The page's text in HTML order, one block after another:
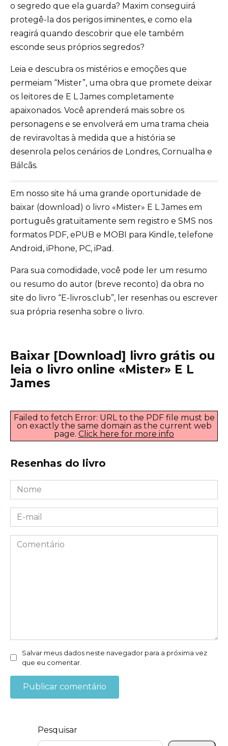
o segredo que ela guarda? Maxim conseguirá
protegê-la dos perigos iminentes, e como ela
reagirá quando descobrir que ele também
esconde seus próprios segredos?
Leia e descubra os mistérios e emoções que
permeiam “Mister”, uma obra que promete deixar
os leitores de E L James completamente
apaixonados. Você aprenderá mais sobre os
personagens e se envolverá em uma trama cheia
de reviravoltas à medida que a história se
desenrola pelos cenários de Londres, Cornualha e
Bálcãs.
Em nosso site há uma grande oportunidade de
baixar (download) o livro «Mister» E L James em
português gratuitamente sem registro e SMS nos
formatos PDF, ePUB e MOBI para Kindle, telefone
Android, iPhone, PC, iPad.
Para sua comodidade, você pode ler um resumo
ou resumo do autor (breve reconto) da obra no
site do livro “E-livros.club”, ler resenhas ou escrever
sua própria resenha sobre o livro.
Baixar [Download] livro grátis ou
leia o livro online «Mister» E L
James
Failed to fetch Error: URL to the PDF file must be
on exactly the same domain as the current web
page. Click here for more info
Resenhas do livro
Nome
*
E-
mail
*Comentário
Salvar meus dados neste navegador para a próxima vez
que eu comentar.
Pesquisar